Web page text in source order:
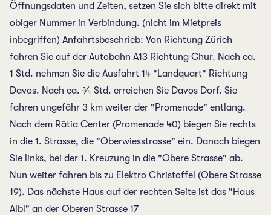
Öffnungsdaten und Zeiten, setzen Sie sich bitte direkt mit
obiger Nummer in Verbindung. (nicht im Mietpreis
inbegriffen) Anfahrtsbeschrieb: Von Richtung Zürich
fahren Sie auf der Autobahn A13 Richtung Chur. Nach ca.
1 Std. nehmen Sie die Ausfahrt 14 "Landquart" Richtung
Davos. Nach ca. ¾ Std. erreichen Sie Davos Dorf. Sie
fahren ungefähr 3 km weiter der "Promenade" entlang.
Nach dem Rätia Center (Promenade 40) biegen Sie rechts
in die 1. Strasse, die "Oberwiesstrasse" ein. Danach biegen
Sie links, bei der 1. Kreuzung in die "Obere Strasse" ab.
Nun weiter fahren bis zu Elektro Christoffel (Obere Strasse
19). Das nächste Haus auf der rechten Seite ist das "Haus
Albl" an der Oberen Strasse 17